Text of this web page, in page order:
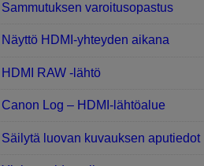
Sammutuksen varoitusopastus
Näyttö HDMI-yhteyden aikana
HDMI RAW ‑lähtö
Canon Log – HDMI-lähtöalue
Säilytä luovan kuvauksen aputiedot